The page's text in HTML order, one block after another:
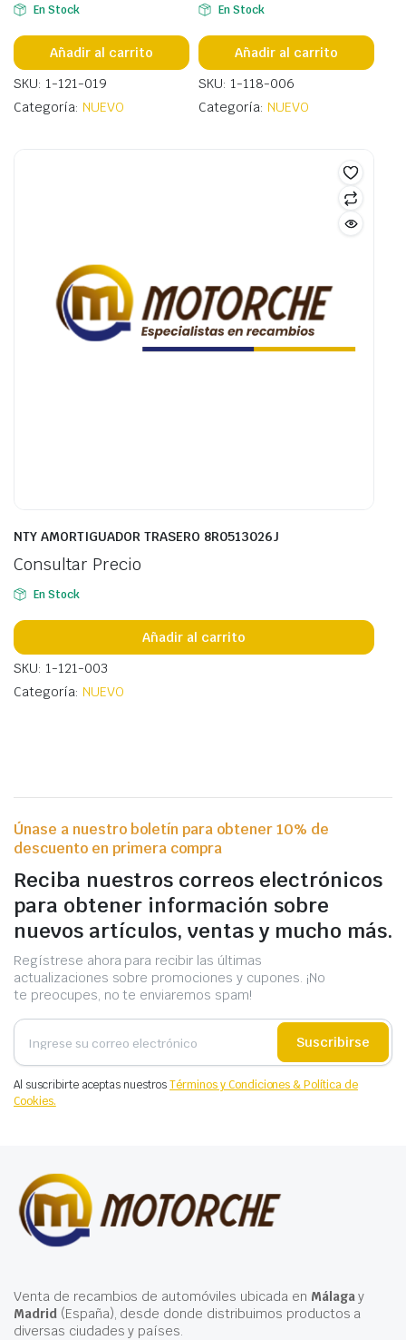
En Stock
Añadir al carrito
SKU: 1-121-019
Categoría: NUEVO
En Stock
Añadir al carrito
SKU: 1-118-006
Categoría: NUEVO
NTY AMORTIGUADOR TRASERO 8R0513026J
Consultar Precio
En Stock
Añadir al carrito
SKU: 1-121-003
Categoría: NUEVO
Únase a nuestro boletín para obtener 10% de
descuento en primera compra
Reciba nuestros correos electrónicos
para obtener información sobre
nuevos artículos, ventas y mucho más.
Regístrese ahora para recibir las últimas
actualizaciones sobre promociones y cupones. ¡No
te preocupes, no te enviaremos spam!
Suscribirse
Al suscribirte aceptas nuestrosTérminos y Condiciones & Política de
Cookies.
Venta de recambios de automóviles ubicada en Málagay
Madrid(España), desde donde distribuimos productos a
diversas ciudades y países.